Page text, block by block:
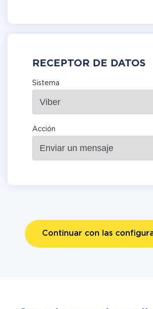
RECEPTOR DE DATOS
Sistema
Acción
Continuar con las